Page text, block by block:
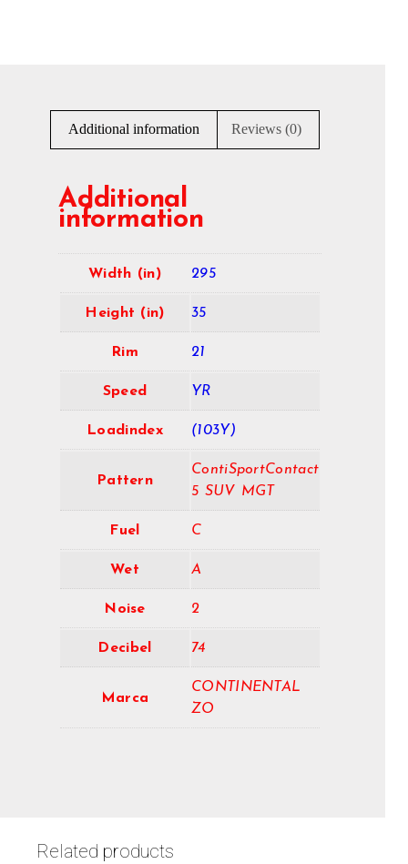
Additional information Reviews (0)
Additional
information
Width (in) 295
Height (in) 35
Rim 21
Speed YR
Loadindex (103Y)
Pattern
ContiSportContact
5 SUV MGT
Fuel C
Wet A
Noise 2
Decibel 74
Marca
CONTINENTAL
ZO
Related products